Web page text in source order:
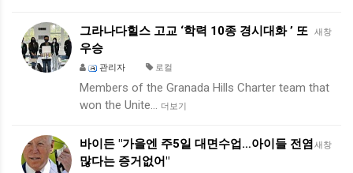
새창
그라나다힐스 고교 ‘학력 10종 경시대화 ’ 또
우승
관리자 로컬
Members of the Granada Hills Charter team that
won the Unite… 더보기
새창
바이든 "가을엔 주5일 대면수업…아이들 전염
많다는 증거없어"